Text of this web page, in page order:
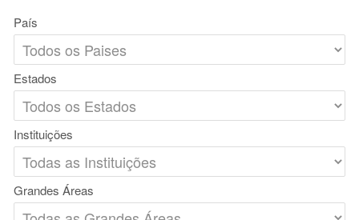
País
Estados
Instituições
Grandes Áreas